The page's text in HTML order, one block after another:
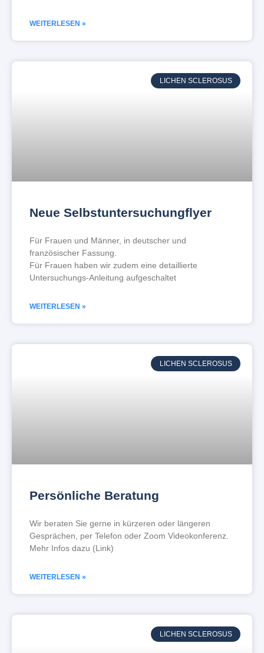
WEITERLESEN »
LICHEN SCLEROSUS
Neue Selbstuntersuchungflyer
Für Frauen und Männer, in deutscher und
französischer Fassung.
Für Frauen haben wir zudem eine detaillierte
Untersuchungs-Anleitung aufgeschaltet
WEITERLESEN »
LICHEN SCLEROSUS
Persönliche Beratung
Wir beraten Sie gerne in kürzeren oder längeren
Gesprächen, per Telefon oder Zoom Videokonferenz.
Mehr Infos dazu (Link)
WEITERLESEN »
LICHEN SCLEROSUS